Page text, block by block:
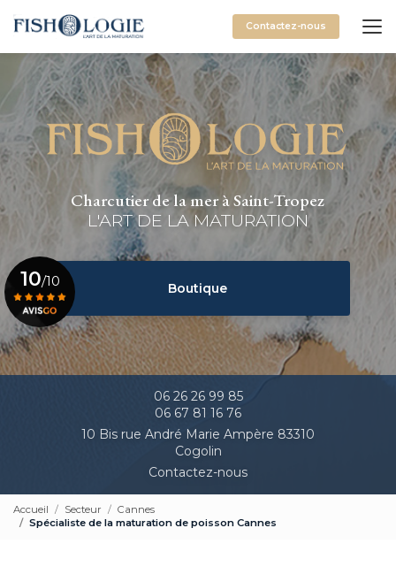
au
principal
Contactez-nous
Charcutier de la mer à Saint-Tropez
L'ART DE LA MATURATION
Boutique
06 26 26 99 85
06 67 81 16 76
10 Bis rue André Marie Ampère 83310
Cogolin
Contactez-nous
10/10
Voir le certificat
Accueil Secteur
Cannes
Spécialiste de la maturation de poisson Cannes